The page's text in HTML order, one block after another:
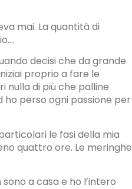
mai. La quantità di
decisi che da grande
proprio a fare le
nulla di più che palline
perso ogni passione per
le fasi della mia
quattro ore. Le meringhe
a casa e ho l’intero